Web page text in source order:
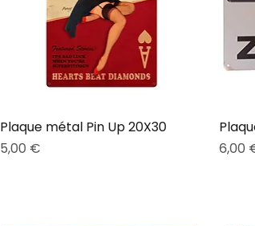
Plaque métal Pin Up 20X30
Prix
5,00 €
Prix
6,00